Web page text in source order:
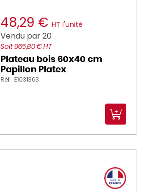
48,29 € HT l'unité
Vendu par 20
Soit 965,80 € HT
Plateau bois 60x40 cm
Papillon Platex
Réf : E1031363